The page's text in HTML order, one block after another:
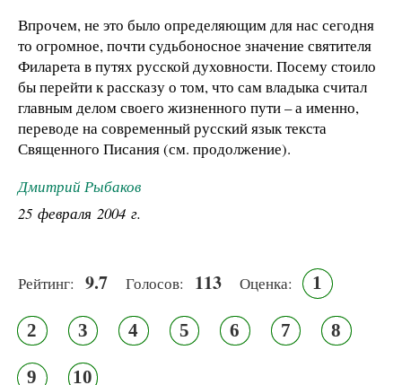
Впрочем, не это было определяющим для нас сегодня
то огромное, почти судьбоносное значение святителя
Филарета в путях русской духовности. Посему стоило
бы перейти к рассказу о том, что сам владыка считал
главным делом своего жизненного пути – а именно,
переводе на современный русский язык текста
Священного Писания (см. продолжение).
Дмитрий Рыбаков
25 февраля 2004 г.
Рейтинг: 9.7 Голосов: 113 Оценка: 1
2 3 4 5 6 7 8
9 10